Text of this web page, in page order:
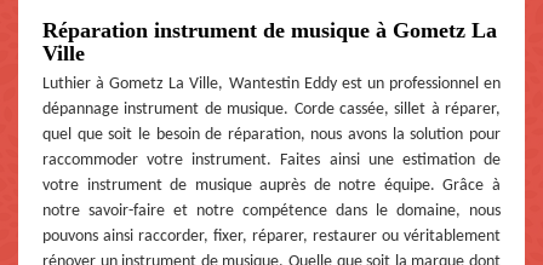
Réparation instrument de musique à Gometz La
Ville
Luthier à Gometz La Ville, Wantestin Eddy est un professionnel en
dépannage instrument de musique. Corde cassée, sillet à réparer,
quel que soit le besoin de réparation, nous avons la solution pour
raccommoder votre instrument. Faites ainsi une estimation de
votre instrument de musique auprès de notre équipe. Grâce à
notre savoir-faire et notre compétence dans le domaine, nous
pouvons ainsi raccorder, fixer, réparer, restaurer ou véritablement